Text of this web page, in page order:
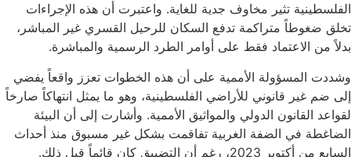
الفلسطينية تثير مخاوف جدية للغاية. واعتبرت أن هذه الإجراءات
تخلق ضغوطاً متراكمة تدفع السكان للرحيل القسري غير المباشر،
بدلاً من الاعتماد فقط على أوامر الطرد الرسمية والمباشرة.
وشددت المسؤولة الأممية على أن هذه الخطوات تعزز واقعاً يفضي
إلى ضم غير قانوني للأراضي الفلسطينية، وهو ما يمثل انتهاكاً صارخاً
لقواعد القانون الدولي والمواثيق الأممية. وأشارت إلى أن البيئة
الضاغطة في الضفة الغربية تفاقمت بشكل غير مسبوق منذ أحداث
السابع من أكتوبر 2023، رغم أن التضييق كان قائماً قبل ذلك.